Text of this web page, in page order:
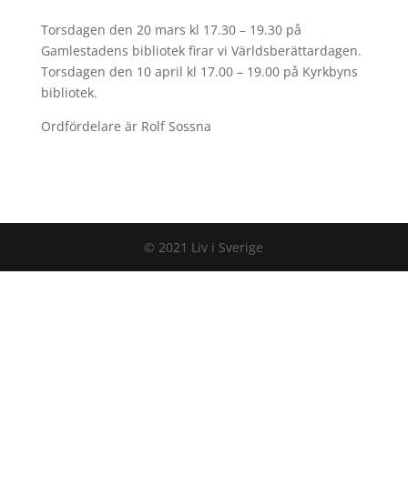
Torsdagen den 20 mars kl 17.30 – 19.30 på
Gamlestadens bibliotek firar vi Världsberättardagen.
Torsdagen den 10 april kl 17.00 – 19.00 på Kyrkbyns
bibliotek.
Ordfördelare är Rolf Sossna
© 2021 Liv i Sverige